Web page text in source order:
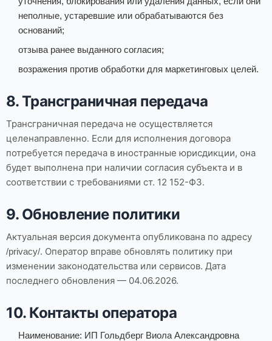
неполные, устаревшие или обрабатываются без
оснований;
отзыва ранее выданного согласия;
возражения против обработки для маркетинговых целей.
8. Трансграничная передача
Трансграничная передача не осуществляется
целенаправленно. Если для исполнения договора
потребуется передача в иностранные юрисдикции, она
будет выполнена при наличии согласия субъекта и в
соответствии с требованиями ст. 12 152-ФЗ.
9. Обновление политики
Актуальная версия документа опубликована по адресу
/privacy/. Оператор вправе обновлять политику при
изменении законодательства или сервисов. Дата
последнего обновления — 04.06.2026.
10. Контакты оператора
Наименование: ИП Гольдберг Виола Александровна